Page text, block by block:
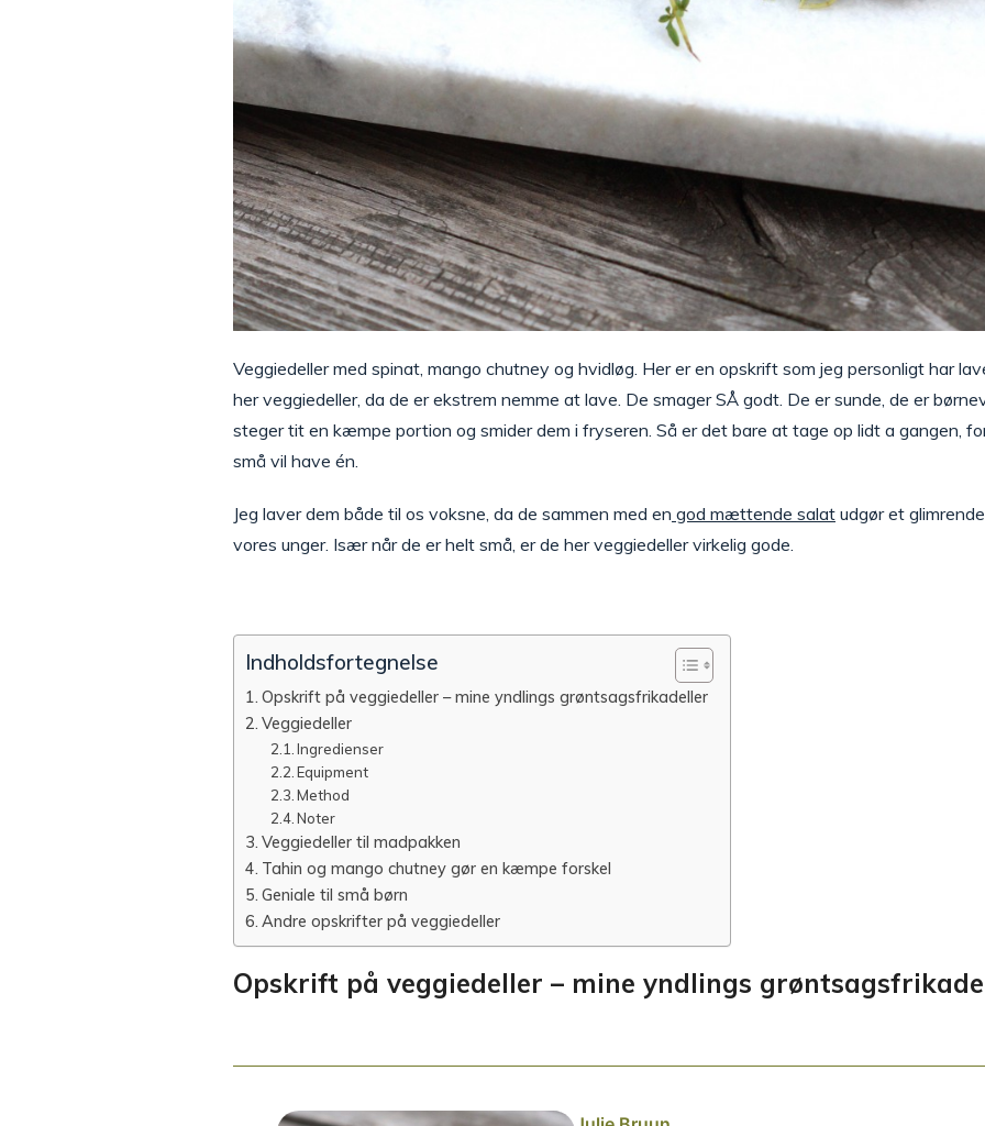
Veggiedeller med spinat, mango chutney og hvidløg. Her er en opskrift som jeg personligt har
her veggiedeller, da de er ekstrem nemme at lave. De smager SÅ godt. De er sunde, de er
steger tit en kæmpe portion og smider dem i fryseren. Så er det bare at tage op lidt a gangen,
små vil have én.
Jeg laver dem både til os voksne, da de sammen med en god mættende salat udgør et
vores unger. Især når de er helt små, er de her veggiedeller virkelig gode.
Indholdsfortegnelse
Opskrift på veggiedeller – mine yndlings grøntsagsfrikadeller
Veggiedeller
Ingredienser
Equipment
Method
Noter
Veggiedeller til madpakken
Tahin og mango chutney gør en kæmpe forskel
Geniale til små børn
Andre opskrifter på veggiedeller
Opskrift på veggiedeller – mine yndlings